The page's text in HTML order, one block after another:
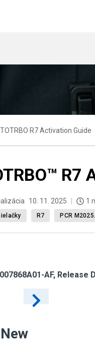
R7 Activation Guide
R7
10. 11. 2025 1
R7 PCR
AF, Release